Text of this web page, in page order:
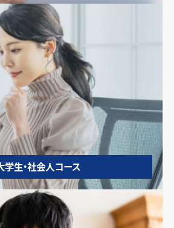
学生・社会人コース